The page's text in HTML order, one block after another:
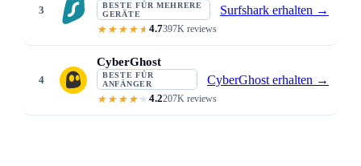
3
BESTE FÜR MEHRERE
GERÄTE
4.7397K reviews
Surfshark erhalten →
4
CyberGhost
BESTE FÜR
ANFÄNGER
4.2207K reviews
CyberGhost erhalten →